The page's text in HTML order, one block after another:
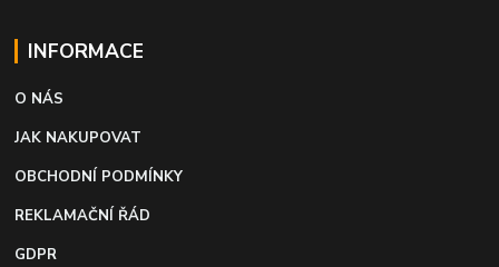
INFORMACE
O NÁS
JAK NAKUPOVAT
OBCHODNÍ PODMÍNKY
REKLAMAČNÍ ŘÁD
GDPR